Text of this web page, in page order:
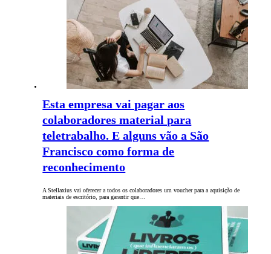
Esta empresa vai pagar aos
colaboradores material para
teletrabalho. E alguns vão a São
Francisco como forma de
reconhecimento
A Stellaxius vai oferecer a todos os colaboradores um voucher para a aquisição de
materiais de escritório, para garantir que…